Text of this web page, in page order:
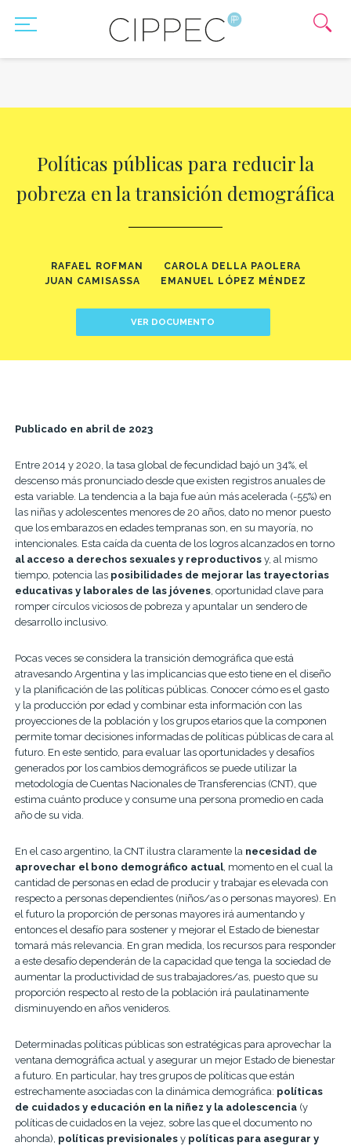
Políticas públicas para reducir la
pobreza en la transición demográfica
RAFAEL ROFMAN
CAROLA DELLA PAOLERA
JUAN CAMISASSA
EMANUEL LÓPEZ MÉNDEZ
VER DOCUMENTO
Publicado en abril de 2023
Entre 2014 y 2020, la tasa global de fecundidad bajó un 34%, el
descenso más pronunciado desde que existen registros anuales de
esta variable. La tendencia a la baja fue aún más acelerada (-55%) en
las niñas y adolescentes menores de 20 años, dato no menor puesto
que los embarazos en edades tempranas son, en su mayoría, no
intencionales. Esta caída da cuenta de los logros alcanzados en torno
al acceso a derechos sexuales y reproductivosy, al mismo
tiempo, potencia las posibilidades de mejorar las trayectorias
educativas y laborales de las jóvenes, oportunidad clave para
romper círculos viciosos de pobreza y apuntalar un sendero de
desarrollo inclusivo.
Pocas veces se considera la transición demográfica que está
atravesando Argentina y las implicancias que esto tiene en el diseño
y la planificación de las políticas públicas. Conocer cómo es el gasto
y la producción por edad y combinar esta información con las
proyecciones de la población y los grupos etarios que la componen
permite tomar decisiones informadas de políticas públicas de cara al
futuro. En este sentido, para evaluar las oportunidades y desafíos
generados por los cambios demográficos se puede utilizar la
metodología de Cuentas Nacionales de Transferencias (CNT), que
estima cuánto produce y consume una persona promedio en cada
año de su vida.
En el caso argentino, la CNT ilustra claramente la necesidad de
aprovechar el bono demográfico actual, momento en el cual la
cantidad de personas en edad de producir y trabajar es elevada con
respecto a personas dependientes (niños/as o personas mayores). En
el futuro la proporción de personas mayores irá aumentando y
entonces el desafío para sostener y mejorar el Estado de bienestar
tomará más relevancia. En gran medida, los recursos para responder
a este desafío dependerán de la capacidad que tenga la sociedad de
aumentar la productividad de sus trabajadores/as, puesto que su
proporción respecto al resto de la población irá paulatinamente
disminuyendo en años venideros.
Determinadas políticas públicas son estratégicas para aprovechar la
ventana demográfica actual y asegurar un mejor Estado de bienestar
a futuro. En particular, hay tres grupos de políticas que están
estrechamente asociadas con la dinámica demográfica: políticas
de cuidados y educación en la niñez y la adolescencia(y
políticas de cuidados en la vejez, sobre las que el documento no
ahonda), políticas previsionalesy políticas para asegurar y